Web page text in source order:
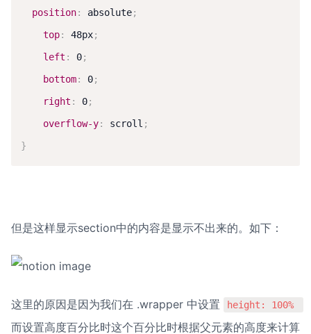
position: absolute;
top: 48px;
left : 0;
bottom: 0;
right : 0;
overflow-y: scroll ;
}
但是这样显示section中的内容是显示不出来的。如下：
这里的原因是因为我们在 .wrapper 中设置
而设置高度百分比时这个百分比时根据父元素的高度来计算